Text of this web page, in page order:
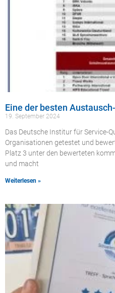
Eine der besten
19. September 2024
Das Deutsche Institur für Service-
Organisationen getestet und
Platz 3 unter den bewerteten
und macht
Weiterlesen »